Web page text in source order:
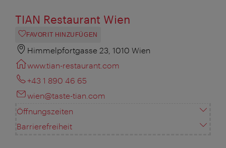
TIAN Restaurant Wien
FAVORIT HINZUFÜGEN
Himmelpfortgasse 23, 1010 Wien
www.tian-restaurant.com
+43 1 890 46 65
wien@taste-tian.com
Öffnungszeiten
Barrierefreiheit